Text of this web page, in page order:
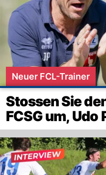
Neuer FCL-Trainer
Stossen Sie
FCSG um, Udo